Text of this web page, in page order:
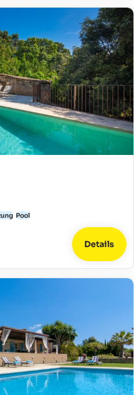
Pool
Details